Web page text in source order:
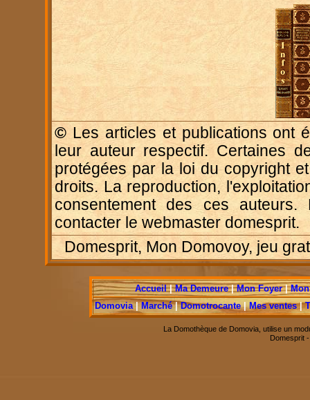
© Les articles et publications ont
leur auteur respectif. Certaines
protégées par la loi du copyright
droits. La reproduction,
consentement des ces auteurs.
contacter le webmaster domesprit.
Domesprit, Mon Domovoy, jeu
Accueil|Ma Demeure|Mon Foyer|
Domovia|Marché|Domotrocante|Mes ventes|
La Domothèque de Domovia, utilise un
Domesprit